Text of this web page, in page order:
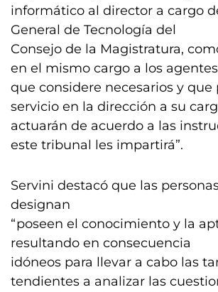
informático al director a cargo
General de Tecnología del
Consejo de la Magistratura,
en el mismo cargo a los agentes
que considere necesarios y que
servicio en la dirección a su
actuarán de acuerdo a las
este tribunal les impartirá”.
Servini destacó que las
designan
“poseen el conocimiento y la
resultando en consecuencia
idóneos para llevar a cabo las
tendientes a analizar las